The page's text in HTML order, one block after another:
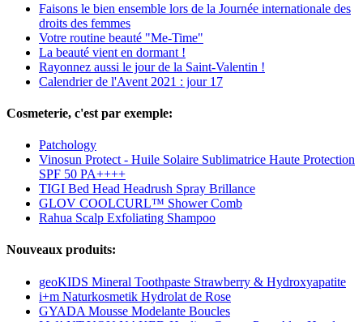
Faisons le bien ensemble lors de la Journée internationale des
droits des femmes
Votre routine beauté "Me-Time"
La beauté vient en dormant !
Rayonnez aussi le jour de la Saint-Valentin !
Calendrier de l'Avent 2021 : jour 17
Cosmeterie, c'est par exemple:
Patchology
Vinosun Protect - Huile Solaire Sublimatrice Haute Protection
SPF 50 PA++++
TIGI Bed Head Headrush Spray Brillance
GLOV COOLCURL™ Shower Comb
Rahua Scalp Exfoliating Shampoo
Nouveaux produits:
geoKIDS Mineral Toothpaste Strawberry & Hydroxyapatite
i+m Naturkosmetik Hydrolat de Rose
GYADA Mousse Modelante Boucles